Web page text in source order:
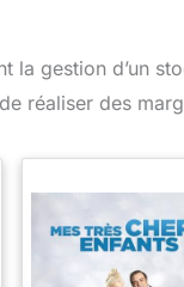
la gestion d’un
réaliser des